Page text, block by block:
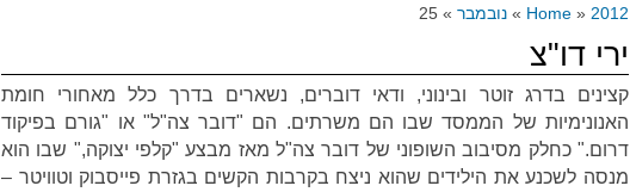
Home » 2012
» נובמבר » 25
ירי דו"צ
קצינים בדרג זוטר ובינוני, ודאי דוברים, נשארים בדרך כלל מאחורי חומת
האנונימיות של הממסד שבו הם משרתים. הם "דובר צה"ל" או "גורם בפיקוד
דרום." כחלק מסיבוב השופוני של דובר צה"ל מאז מבצע "קלפי יצוקה," שבו הוא
מנסה לשכנע את הילידים שהוא ניצח בקרבות הקשים בגזרת פייסבוק וטוויטר –